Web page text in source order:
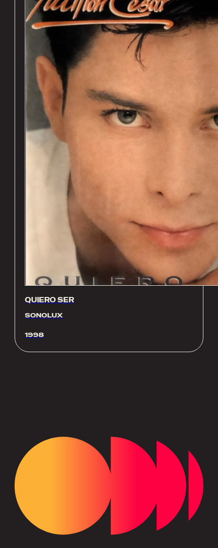
QUIERO SER
SONOLUX
1998